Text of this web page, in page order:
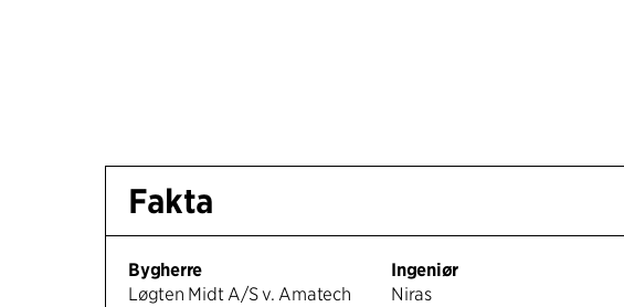
Fakta
Bygherre
Løgten Midt A/S v. Amatech
Ingeniør
Niras